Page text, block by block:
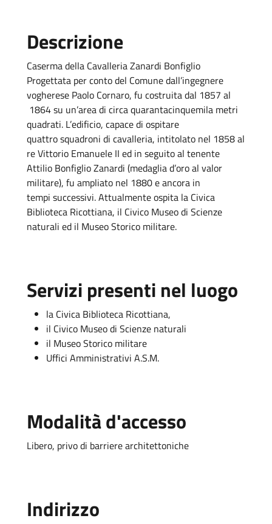
Descrizione
Caserma della Cavalleria Zanardi Bonfiglio
Progettata per conto del Comune dall’ingegnere
vogherese Paolo Cornaro, fu costruita dal 1857 al
1864 su un’area di circa quarantacinquemila metri
quadrati. L’edificio, capace di ospitare
quattro squadroni di cavalleria, intitolato nel 1858 al
re Vittorio Emanuele II ed in seguito al tenente
Attilio Bonfiglio Zanardi (medaglia d’oro al valor
militare), fu ampliato nel 1880 e ancora in
tempi successivi. Attualmente ospita la Civica
Biblioteca Ricottiana, il Civico Museo di Scienze
naturali ed il Museo Storico militare.
Servizi presenti nel luogo
la Civica Biblioteca Ricottiana,
il Civico Museo di Scienze naturali
il Museo Storico militare
Uffici Amministrativi A.S.M.
Modalità d'accesso
Libero, privo di barriere architettoniche
Indirizzo